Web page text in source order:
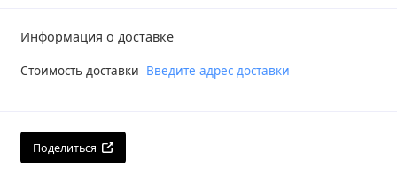
Информация о доставке
Стоимость доставки Введите адрес доставки
Поделиться